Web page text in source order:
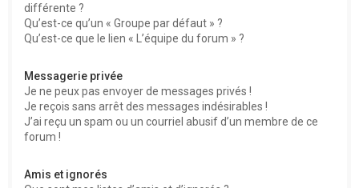
différente ?
Qu’est-ce qu’un « Groupe par défaut » ?
Qu’est-ce que le lien « L’équipe du forum » ?
Messagerie privée
Je ne peux pas envoyer de messages privés !
Je reçois sans arrêt des messages indésirables !
J’ai reçu un spam ou un courriel abusif d’un membre de ce
forum !
Amis et ignorés